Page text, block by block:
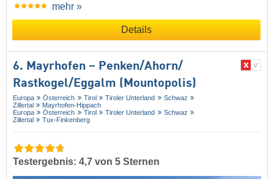
mehr »
Details
6. Mayrhofen – Penken/​Ahorn/​
Rastkogel/​Eggalm (Mountopolis)
Europa Österreich Tirol Tiroler Unterland
Schwaz
Zillertal
Mayrhofen-Hippach
Europa
Österreich Tirol Tiroler Unterland
Schwaz
Zillertal
Tux-Finkenberg
Testergebnis: 4,7 von 5 Sternen